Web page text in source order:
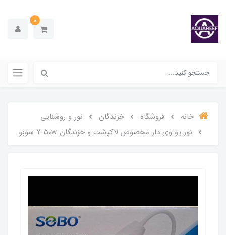
0
خانه فروشگاه خزندگان
نور و روشنایی
نور یو وی دار مخصوص لاکپشت و خزندگان Y-50w سوبو